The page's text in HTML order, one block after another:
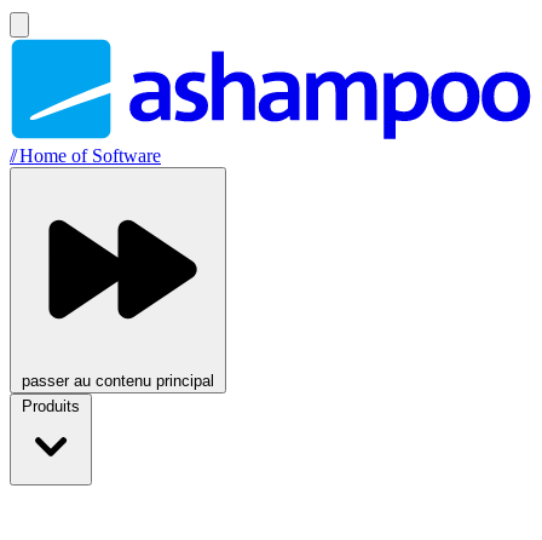
//Home of Software
passer au contenu principal
Produits